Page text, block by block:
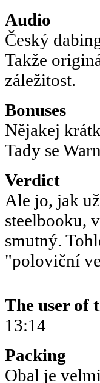
Audio
Český
Takže
záležitost.
Bonuses
Nějakej
Tady se
Verdict
Ale jo, jak
steelbooku,
smutný.
"poloviční
The user of
13:14
Packing
Obal je